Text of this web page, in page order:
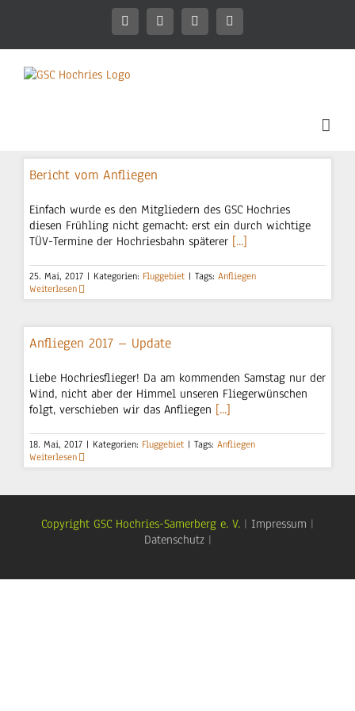
FacebookInstagramWhatsAppMitgliederbereich
Bericht vom Anfliegen
Einfach wurde es den Mitgliedern des GSC Hochries
diesen Frühling nicht gemacht: erst ein durch wichtige
TÜV-Termine der Hochriesbahn späterer [...]
25. Mai, 2017 | Kategorien: Fluggebiet | Tags: Anfliegen
Weiterlesen
Anfliegen 2017 – Update
Liebe Hochriesflieger! Da am kommenden Samstag nur der
Wind, nicht aber der Himmel unseren Fliegerwünschen
folgt, verschieben wir das Anfliegen [...]
18. Mai, 2017 | Kategorien: Fluggebiet | Tags: Anfliegen
Weiterlesen
Copyright GSC Hochries-Samerberg e. V. | Impressum |
Datenschutz|